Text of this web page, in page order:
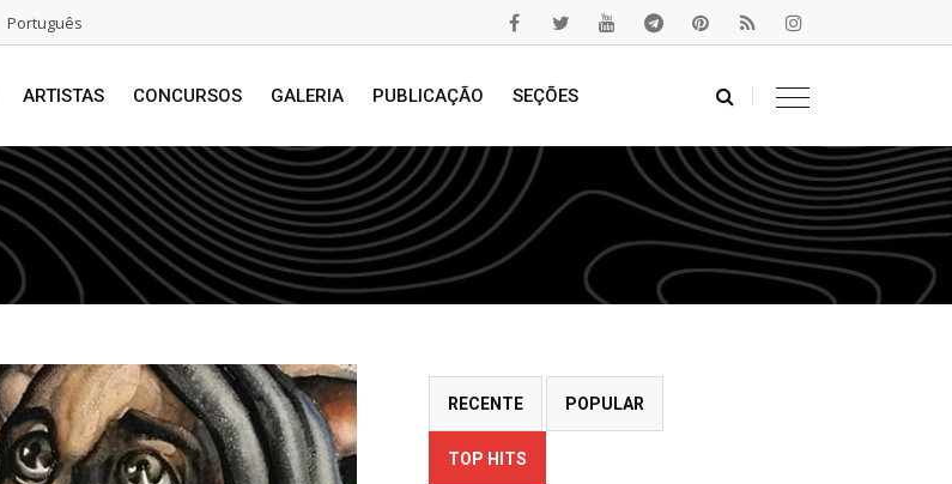
Português
ARTISTAS CONCURSOS GALERIA PUBLICAÇÃO SEÇÕES
RECENTE POPULAR
TOP HITS